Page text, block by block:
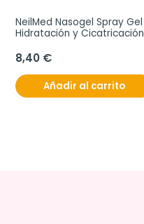
NeilMed Nasogel Spray Gel
Hidratación y Cicatricación
8,40 €
Añadir al carrito